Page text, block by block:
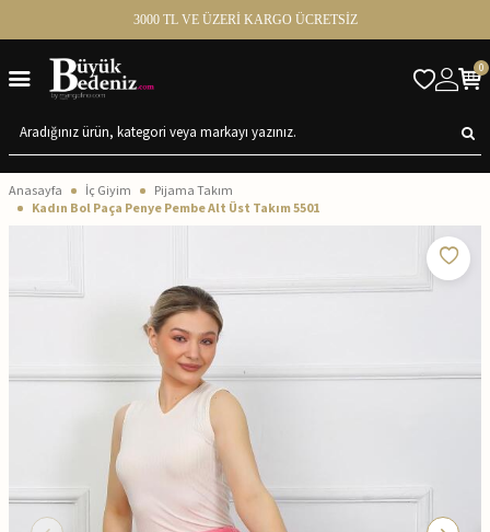
3000 TL VE ÜZERİ KARGO ÜCRETSİZ
0
Anasayfa İç Giyim
Pijama Takım
Kadın Bol Paça Penye Pembe Alt Üst Takım 5501